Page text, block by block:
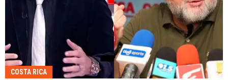
COSTA RICA